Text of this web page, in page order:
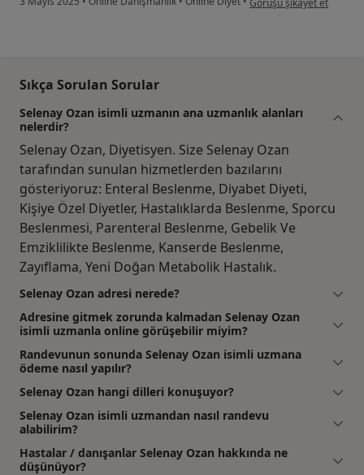
Görüşü şikayet et
Sıkça Sorulan Sorular
Selenay Ozan isimli uzmanın ana uzmanlık alanları
nelerdir?
Selenay Ozan, Diyetisyen. Size Selenay Ozan
tarafından sunulan hizmetlerden bazılarını
gösteriyoruz: Enteral Beslenme, Diyabet Diyeti,
Kişiye Özel Diyetler, Hastalıklarda Beslenme, Sporcu
Beslenmesi, Parenteral Beslenme, Gebelik Ve
Emziklilikte Beslenme, Kanserde Beslenme,
Zayıflama, Yeni Doğan Metabolik Hastalık.
Selenay Ozan adresi nerede?
Adresine gitmek zorunda kalmadan Selenay Ozan
isimli uzmanla online görüşebilir miyim?
Randevunun sonunda Selenay Ozan isimli uzmana
ödeme nasıl yapılır?
Selenay Ozan hangi dilleri konuşuyor?
Selenay Ozan isimli uzmandan nasıl randevu
alabilirim?
Hastalar / danışanlar Selenay Ozan hakkında ne
düşünüyor?